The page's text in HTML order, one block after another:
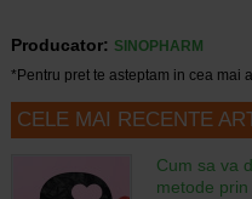
Producator: SINOPHARM
*Pentru pret te asteptam in cea mai
CELE MAI RECENTE
Cum sa va
metode